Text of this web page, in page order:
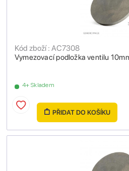
Vymezovací podložka ventilu
Kód zboží : AC7308
4+ Skladem
PŘIDAT DO KOŠÍKU